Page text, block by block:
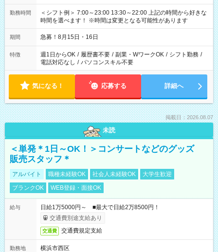
勤務時間
＜シフト例＞ 7:00～23:00 13:30～22:00 上記の時間から好きな
時間を選べます！ ※時間は変更となる可能性があります
期間 急募！8月15日・16日
特徴 週1日からOK / 履歴書不要 / 副業・WワークOK / シフト勤務 /
電話対応なし / パソコンスキル不要
気になる！ 応募する 詳細へ
掲載日：2026.08.07
未読
＜単発＊1日～OK！＞コンサートなどのグッズ
販売スタッフ＊
アルバイト 職種未経験OK 社会人未経験OK
大学生歓迎
ブランクOK
WEB登録・面接OK
給与
日給1万5000円～ ■最大で日給2万8500円！
交通費別途支給あり
交通費 交通費規定支給
勤務地
横浜市西区